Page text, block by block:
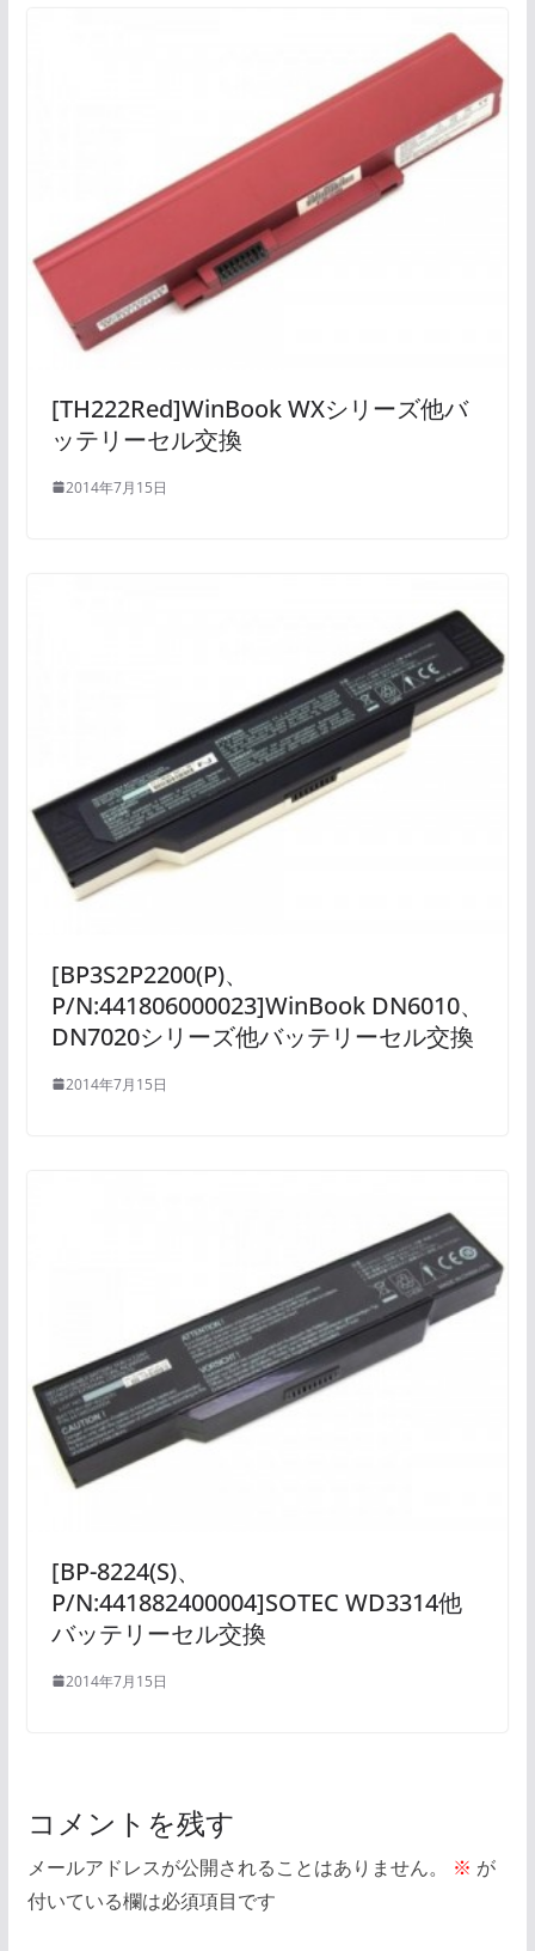
[TH222Red]WinBook WXシリーズ他バ
ッテリーセル交換
2014年7月15日
[BP3S2P2200(P)、
P/N:441806000023]WinBook DN6010、
DN7020シリーズ他バッテリーセル交換
2014年7月15日
[BP-8224(S)、
P/N:441882400004]SOTEC WD3314他
バッテリーセル交換
2014年7月15日
コメントを残す
メールアドレスが公開されることはありません。 ※ が
付いている欄は必須項目です